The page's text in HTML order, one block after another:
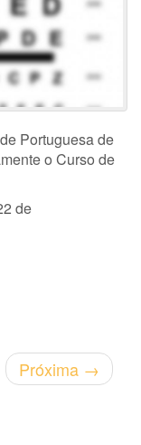
Portuguesa de
o Curso de
de
Próxima →